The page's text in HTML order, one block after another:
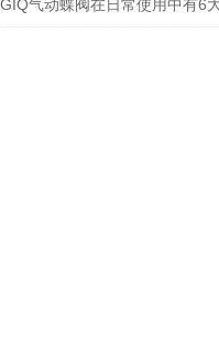
GIQ气动蝶阀在日常使用中有6